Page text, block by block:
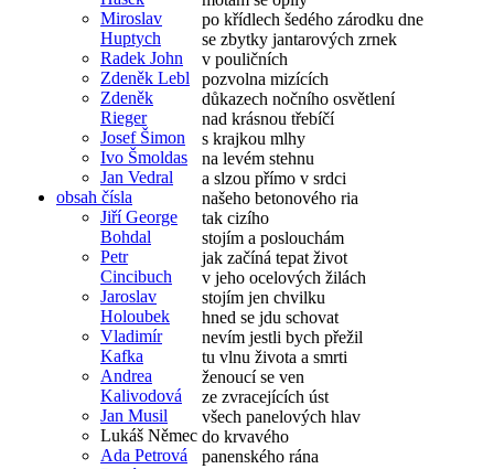
Miroslav
Huptych
Radek John
Zdeněk Lebl
Zdeněk
Rieger
Josef Šimon
Ivo Šmoldas
Jan Vedral
obsah čísla
Jiří George
Bohdal
Petr
Cincibuch
Jaroslav
Holoubek
Vladimír
Kafka
Andrea
Kalivodová
Jan Musil
Lukáš Němec
Ada Petrová
po křídlech šedého zárodku dne
se zbytky jantarových zrnek
v pouličních
pozvolna mizících
důkazech nočního osvětlení
nad krásnou třebíčí
s krajkou mlhy
na levém stehnu
a slzou přímo v srdci
našeho betonového ria
tak cizího
stojím a poslouchám
jak začíná tepat život
v jeho ocelových žilách
stojím jen chvilku
hned se jdu schovat
nevím jestli bych přežil
tu vlnu života a smrti
ženoucí se ven
ze zvracejících úst
všech panelových hlav
do krvavého
panenského rána